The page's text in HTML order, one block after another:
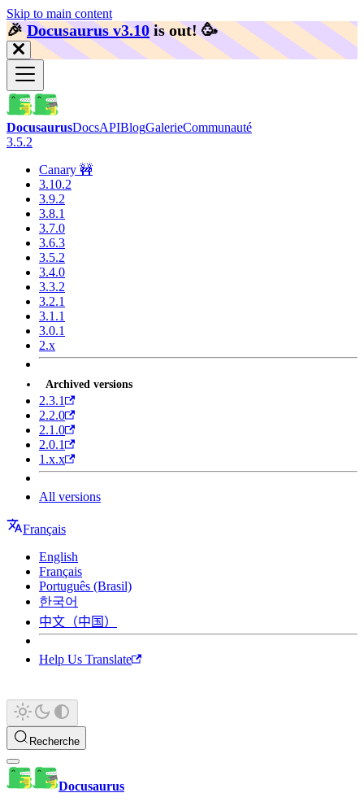
Skip to main content
🎉️Docusaurus v3.10 is out! 🥳️
DocusaurusDocsAPIBlogGalerieCommunauté
3.5.2
Canary 🚧
3.10.2
3.9.2
3.8.1
3.7.0
3.6.3
3.5.2
3.4.0
3.3.2
3.2.1
3.1.1
3.0.1
2.x
Archived versions
2.3.1
2.2.0
2.1.0
2.0.1
1.x.x
All versions
Français
English
Français
Português (Brasil)
한국어
中文（中国）
Help Us Translate
Recherche
Docusaurus